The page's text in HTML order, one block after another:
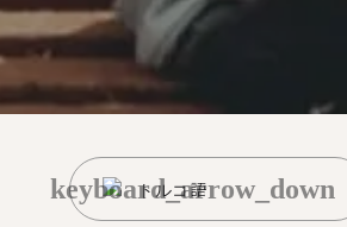
トルコ語
keyboard_arrow_down